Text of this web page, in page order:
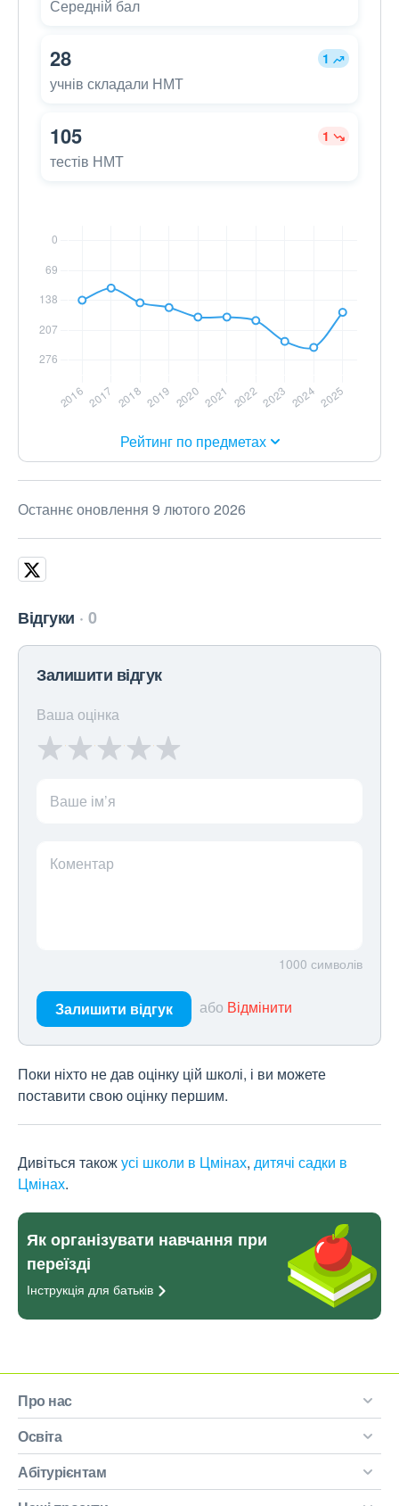
Середній бал
28 1
учнів складали НМТ
105 1
тестів НМТ
Рейтинг по предметах
Останнє оновлення 9 лютого 2026
Відгуки 0
Залишити відгук
Ваша оцінка
Ваше ім’я
Коментар
1000 символів
Залишити відгук або Відмінити
Поки ніхто не дав оцінку цій школі, і ви можете
поставити свою оцінку першим.
Дивіться такожусі школи в Цмінах, дитячі садки в
Цмінах.
Як організувати навчання при
переїзді
Інструкція для батьків
Про нас
Освіта
Абітурієнтам